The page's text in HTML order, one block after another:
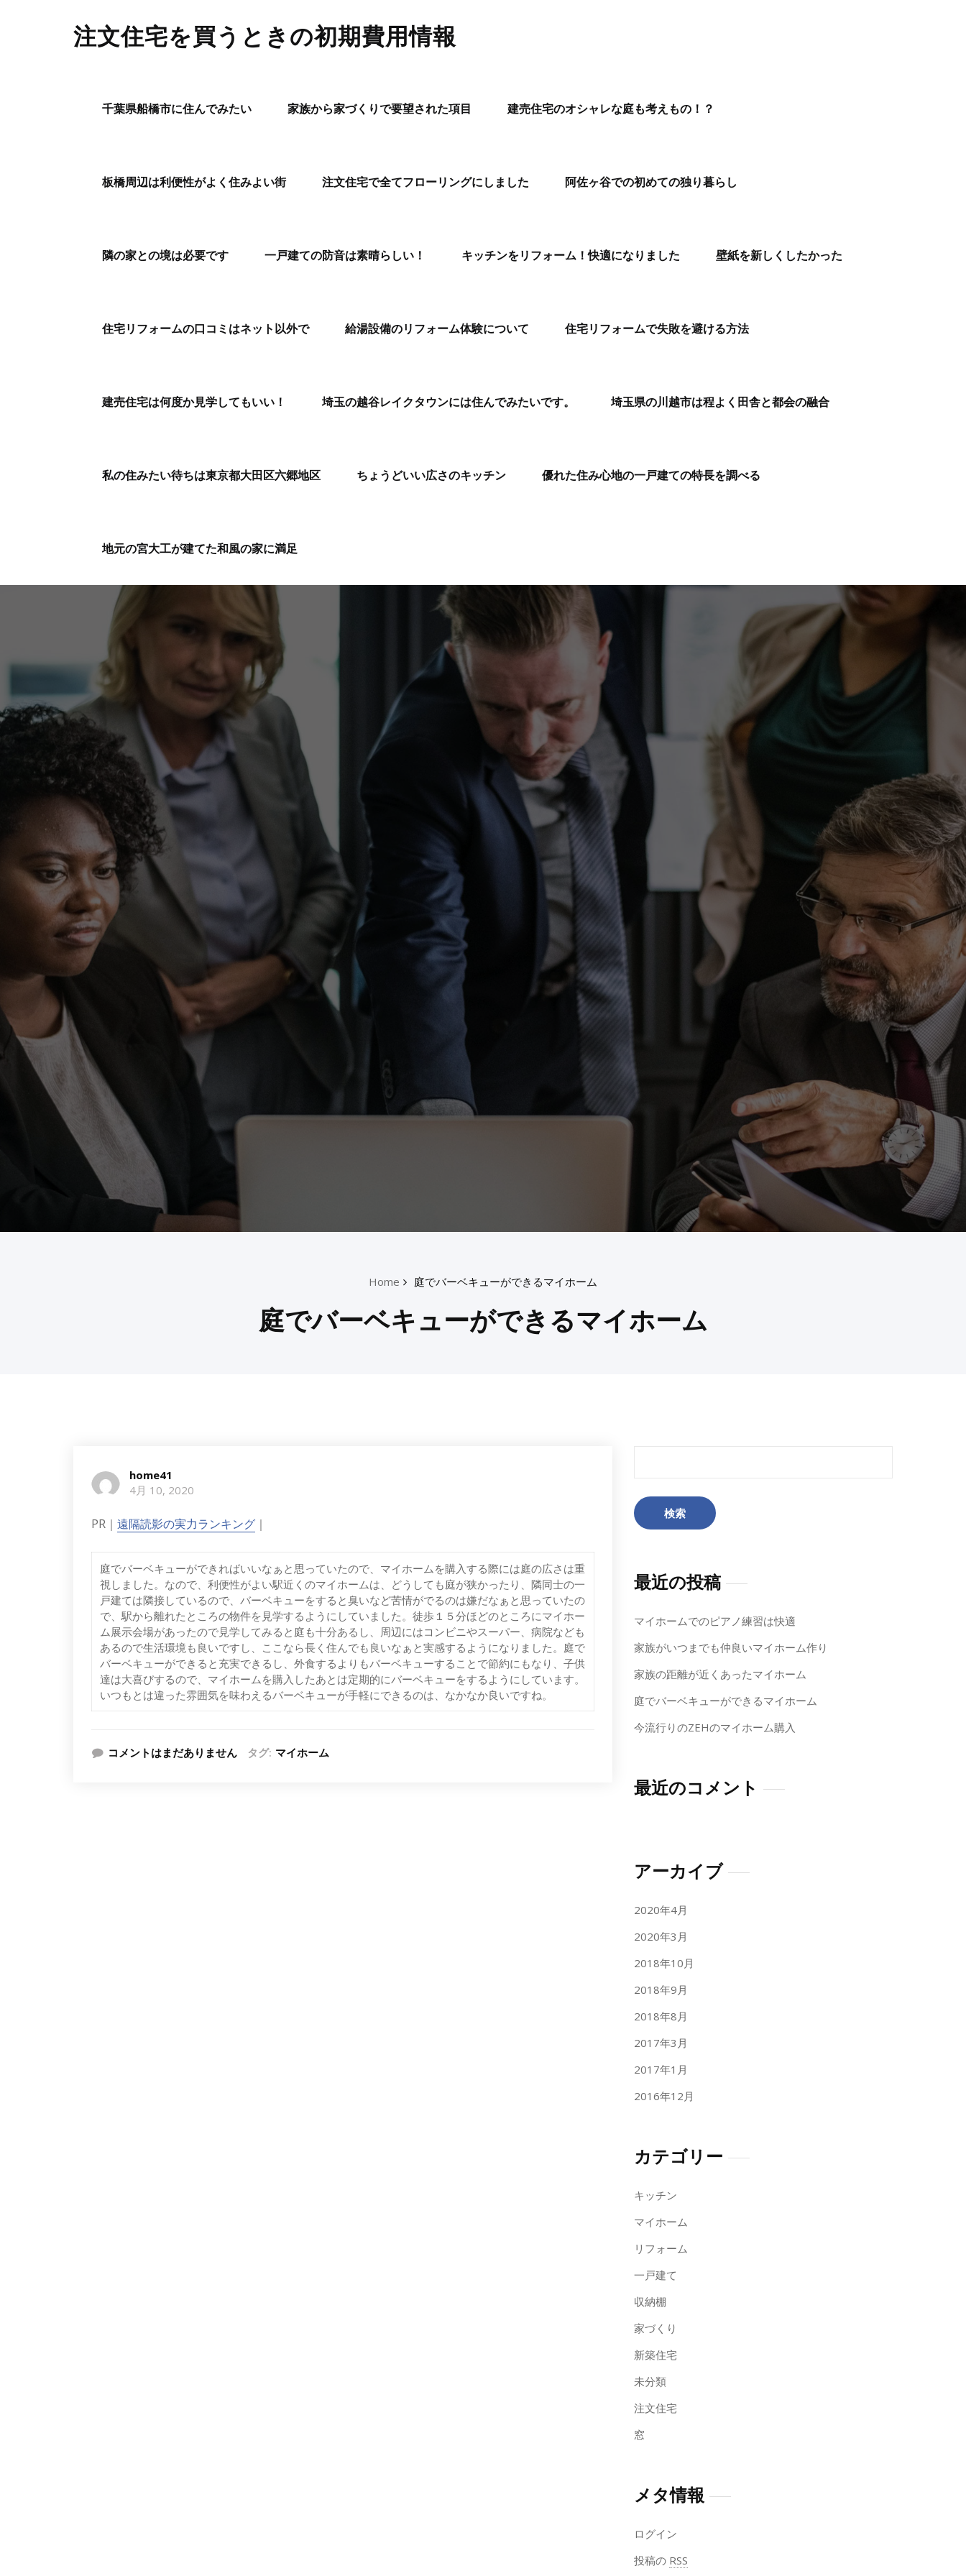
注文住宅を買うときの初期費用情報
千葉県船橋市に住んでみたい 家族から家づくりで要望された項目 建売住宅のオシャレな庭も考えもの！？
板橋周辺は利便性がよく住みよい街 注文住宅で全てフローリングにしました 阿佐ヶ谷での初めての独り暮らし
隣の家との境は必要です 一戸建ての防音は素晴らしい！ キッチンをリフォーム！快適になりました 壁紙を新しくしたかった
住宅リフォームの口コミはネット以外で 給湯設備のリフォーム体験について 住宅リフォームで失敗を避ける方法
建売住宅は何度か見学してもいい！ 埼玉の越谷レイクタウンには住んでみたいです。 埼玉県の川越市は程よく田舎と都会の融合
私の住みたい待ちは東京都大田区六郷地区 ちょうどいい広さのキッチン 優れた住み心地の一戸建ての特長を調べる
地元の宮大工が建てた和風の家に満足
Home 庭でバーベキューができるマイホーム
庭でバーベキューができるマイホーム
home41
4月 10, 2020
PR｜ 遠隔読影の実力ランキング ｜
庭でバーベキューができればいいなぁと思っていたので、マイホームを購入する際には庭の広さは重
視しました。なので、利便性がよい駅近くのマイホームは、どうしても庭が狭かったり、隣同士の一
戸建ては隣接しているので、バーベキューをすると臭いなど苦情がでるのは嫌だなぁと思っていたの
で、駅から離れたところの物件を見学するようにしていました。徒歩１５分ほどのところにマイホー
ム展示会場があったので見学してみると庭も十分あるし、周辺にはコンビニやスーパー、病院なども
あるので生活環境も良いですし、ここなら長く住んでも良いなぁと実感するようになりました。庭で
バーベキューができると充実できるし、外食するよりもバーベキューすることで節約にもなり、子供
達は大喜びするので、マイホームを購入したあとは定期的にバーベキューをするようにしています。
いつもとは違った雰囲気を味わえるバーベキューが手軽にできるのは、なかなか良いですね。
コメントはまだありません タグ: マイホーム
最近の投稿
マイホームでのピアノ練習は快適
家族がいつまでも仲良いマイホーム作り
家族の距離が近くあったマイホーム
庭でバーベキューができるマイホーム
今流行りのZEHのマイホーム購入
最近のコメント
アーカイブ
2020年4月
2020年3月
2018年10月
2018年9月
2018年8月
2017年3月
2017年1月
2016年12月
カテゴリー
キッチン
マイホーム
リフォーム
一戸建て
収納棚
家づくり
新築住宅
未分類
注文住宅
窓
メタ情報
ログイン
投稿の RSS